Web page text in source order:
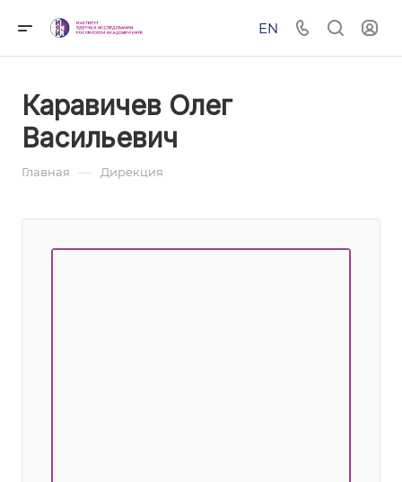
EN
Каравичев Олег
Васильевич
Главная — Дирекция